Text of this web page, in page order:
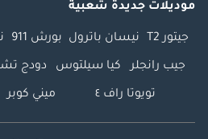
موديلات جديدة شعبية
جيتور T2 نيسان باترول بورش 911
جيب رانجلر كيا سيلتوس دودج
تويوتا راف ٤ ميني كوبر